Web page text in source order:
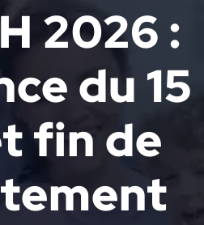
2026 :
du 15
fin de